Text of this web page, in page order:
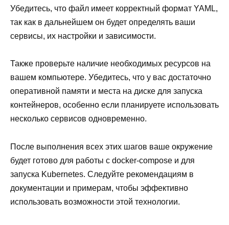
Убедитесь, что файл имеет корректный формат YAML,
так как в дальнейшем он будет определять ваши
сервисы, их настройки и зависимости.
Также проверьте наличие необходимых ресурсов на
вашем компьютере. Убедитесь, что у вас достаточно
оперативной памяти и места на диске для запуска
контейнеров, особенно если планируете использовать
несколько сервисов одновременно.
После выполнения всех этих шагов ваше окружение
будет готово для работы с docker-compose и для
запуска Kubernetes. Следуйте рекомендациям в
документации и примерам, чтобы эффективно
использовать возможности этой технологии.